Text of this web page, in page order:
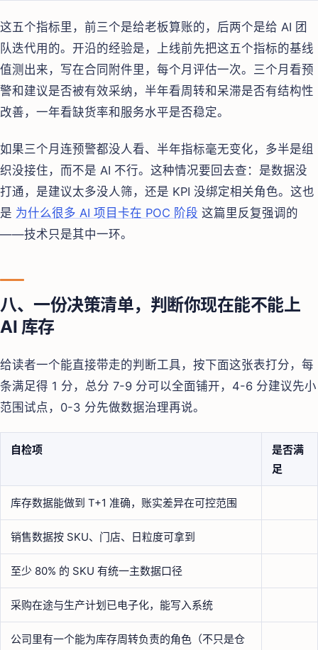
这五个指标里，前三个是给老板算账的，后两个是给 AI 团
队迭代用的。开沿的经验是，上线前先把这五个指标的基线
值测出来，写在合同附件里，每个月评估一次。三个月看预
警和建议是否被有效采纳，半年看周转和呆滞是否有结构性
改善，一年看缺货率和服务水平是否稳定。
如果三个月连预警都没人看、半年指标毫无变化，多半是组
织没接住，而不是 AI 不行。这种情况要回去查：是数据没
打通，是建议太多没人筛，还是 KPI 没绑定相关角色。这也
是 为什么很多 AI 项目卡在 POC 阶段 这篇里反复强调的
——技术只是其中一环。
八、一份决策清单，判断你现在能不能上
AI 库存
给读者一个能直接带走的判断工具，按下面这张表打分，每
条满足得 1 分，总分 7-9 分可以全面铺开，4-6 分建议先小
范围试点，0-3 分先做数据治理再说。
自检项
是否满
足
库存数据能做到 T+1 准确，账实差异在可控范围
销售数据按 SKU、门店、日粒度可拿到
至少 80% 的 SKU 有统一主数据口径
采购在途与生产计划已电子化，能写入系统
公司里有一个能为库存周转负责的角色（不只是仓